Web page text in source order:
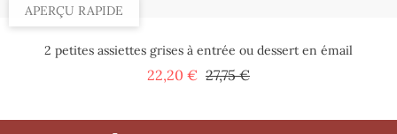
APERÇU RAPIDE
2 petites assiettes grises à entrée ou dessert en émail
22,20 € Prix
27,75 €Prix